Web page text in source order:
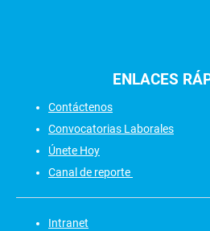
ENLACES
Contáctenos
Convocatorias Laborales
Únete Hoy
Canal de reporte
Intranet